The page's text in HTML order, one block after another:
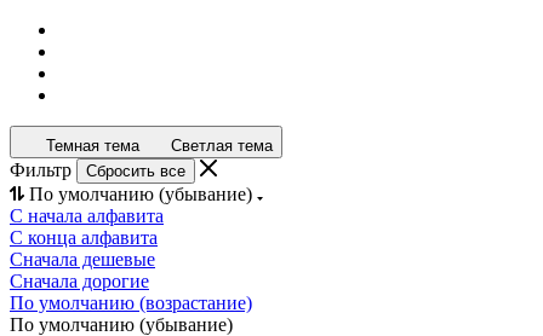
Темная тема Светлая тема
Фильтр Сбросить все
По умолчанию (убывание)
С начала алфавита
С конца алфавита
Сначала дешевые
Сначала дорогие
По умолчанию (возрастание)
По умолчанию (убывание)